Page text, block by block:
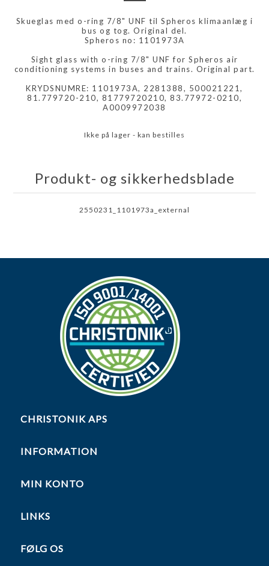
Skueglas med o-ring 7/8" UNF til Spheros klimaanlæg i
bus og tog. Original del.
Spheros no: 1101973A
Sight glass with o-ring 7/8" UNF for Spheros air
conditioning systems in buses and trains. Original part.
KRYDSNUMRE: 1101973A, 2281388, 500021221,
81.779720-210, 81779720210, 83.77972-0210,
A0009972038
Ikke på lager - kan bestilles
Produkt- og sikkerhedsblade
2550231_1101973a_external
CHRISTONIK APS
INFORMATION
MIN KONTO
LINKS
FØLG OS